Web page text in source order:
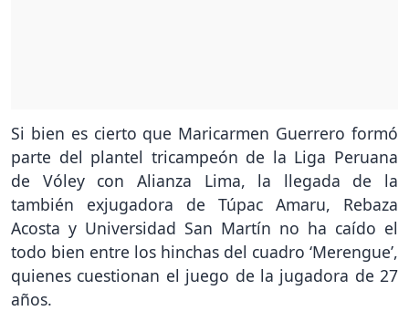
Si bien es cierto que Maricarmen Guerrero formó
parte del plantel tricampeón de la Liga Peruana
de Vóley con Alianza Lima, la llegada de la
también exjugadora de Túpac Amaru, Rebaza
Acosta y Universidad San Martín no ha caído el
todo bien entre los hinchas del cuadro ‘Merengue’,
quienes cuestionan el juego de la jugadora de 27
años.